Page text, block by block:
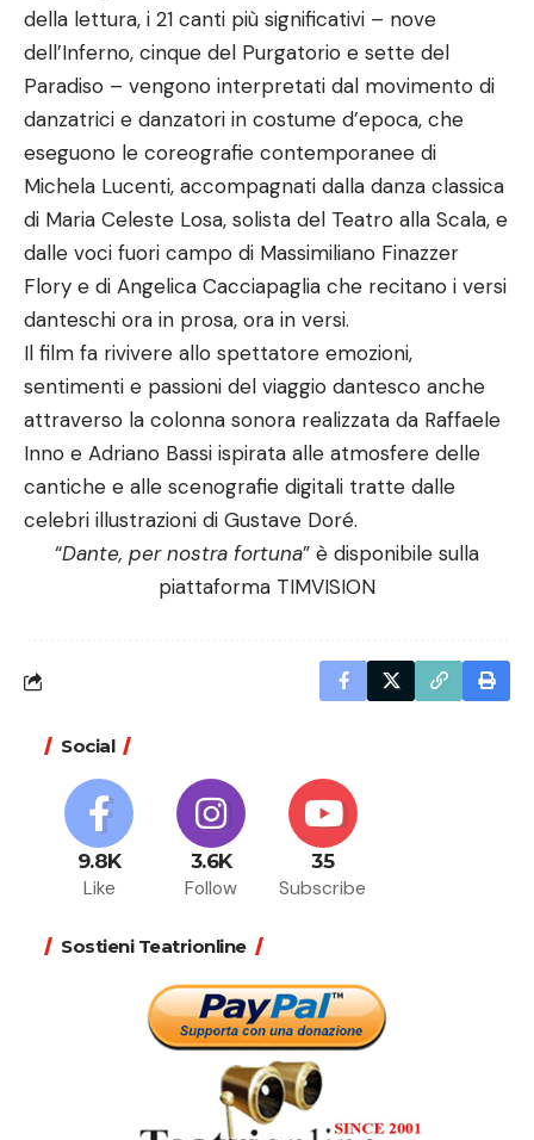
della lettura, i 21 canti più significativi – nove
dell’Inferno, cinque del Purgatorio e sette del
Paradiso – vengono interpretati dal movimento di
danzatrici e danzatori in costume d’epoca, che
eseguono le coreografie contemporanee di
Michela Lucenti, accompagnati dalla danza classica
di Maria Celeste Losa, solista del Teatro alla Scala, e
dalle voci fuori campo di Massimiliano Finazzer
Flory e di Angelica Cacciapaglia che recitano i versi
danteschi ora in prosa, ora in versi.
Il film fa rivivere allo spettatore emozioni,
sentimenti e passioni del viaggio dantesco anche
attraverso la colonna sonora realizzata da Raffaele
Inno e Adriano Bassi ispirata alle atmosfere delle
cantiche e alle scenografie digitali tratte dalle
celebri illustrazioni di Gustave Doré.
“Dante, per nostra fortuna” è disponibile sulla
piattaforma TIMVISION
Social
9.8K
Like
3.6K
Follow
35
Subscribe
Sostieni Teatrionline